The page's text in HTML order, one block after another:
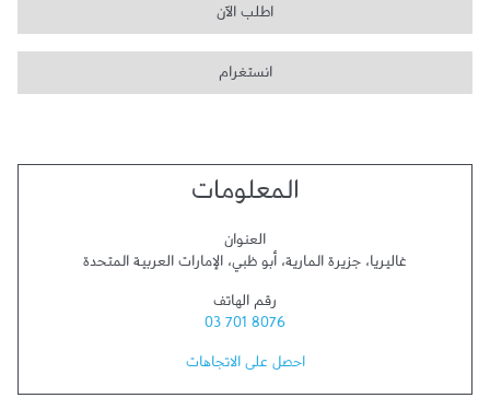
اطلب الآن
انستغرام
المعلومات
العنوان
غاليريا، جزيرة المارية، أبو ظبي، الإمارات العربية المتحدة
رقم الهاتف
03 701 8076
احصل على الاتجاهات